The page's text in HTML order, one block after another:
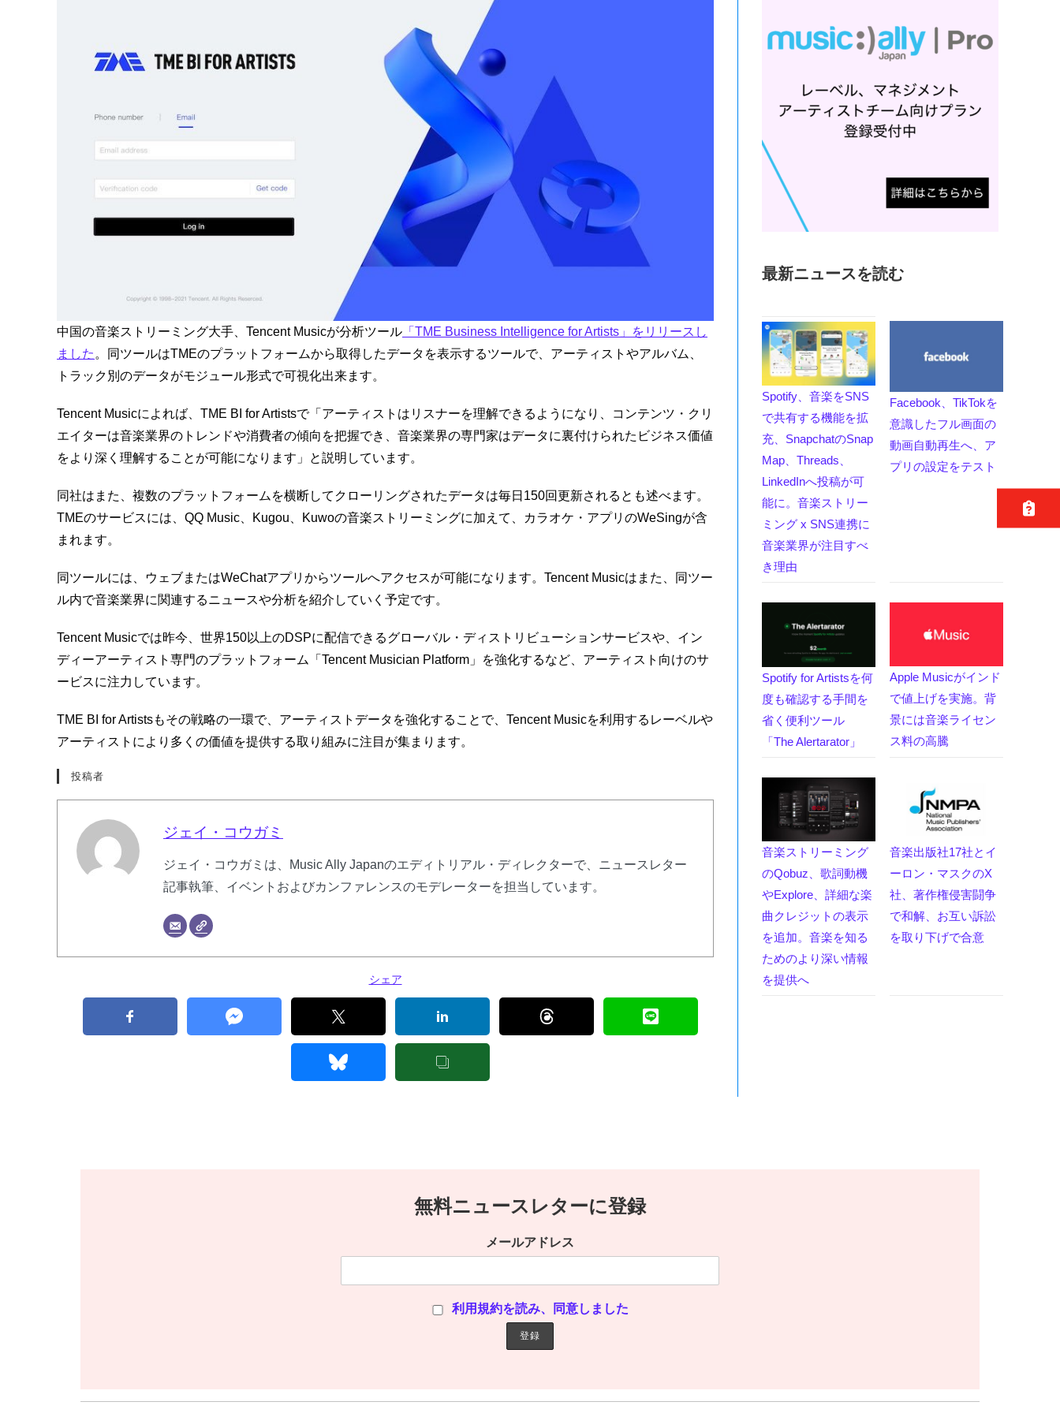
中国の音楽ストリーミング大手、Tencent Musicが分析ツール 「TME Business Intelligence for Artists」をリリースし
ました 。同ツールはTMEのプラットフォームから取得したデータを表示するツールで、アーティストやアルバム、
トラック別のデータがモジュール形式で可視化出来ます。
Tencent Musicによれば、TME BI for Artistsで「アーティストはリスナーを理解できるようになり、コンテンツ・クリ
エイターは音楽業界のトレンドや消費者の傾向を把握でき、音楽業界の専門家はデータに裏付けられたビジネス価値
をより深く理解することが可能になります」と説明しています。
同社はまた、複数のプラットフォームを横断してクローリングされたデータは毎日150回更新されるとも述べます。
TMEのサービスには、QQ Music、Kugou、Kuwoの音楽ストリーミングに加えて、カラオケ・アプリのWeSingが含
まれます。
同ツールには、ウェブまたはWeChatアプリからツールへアクセスが可能になります。Tencent Musicはまた、同ツー
ル内で音楽業界に関連するニュースや分析を紹介していく予定です。
Tencent Musicでは昨今、世界150以上のDSPに配信できるグローバル・ディストリビューションサービスや、イン
ディーアーティスト専門のプラットフォーム「Tencent Musician Platform」を強化するなど、アーティスト向けのサ
ービスに注力しています。
TME BI for Artistsもその戦略の一環で、アーティストデータを強化することで、Tencent Musicを利用するレーベルや
アーティストにより多くの価値を提供する取り組みに注目が集まります。
投稿者
ジェイ・コウガミ
ジェイ・コウガミは、Music Ally Japanのエディトリアル・ディレクターで、ニュースレター
記事執筆、イベントおよびカンファレンスのモデレーターを担当しています。
シェア
最新ニュースを読む
Spotify、音楽をSNS
で共有する機能を拡
充、SnapchatのSnap
Map、Threads、
LinkedInへ投稿が可
能に。音楽ストリー
ミング x SNS連携に
音楽業界が注目すべ
き理由
Facebook、TikTokを
意識したフル画面の
動画自動再生へ、ア
プリの設定をテスト
Spotify for Artistsを何
度も確認する手間を
省く便利ツール
「The Alertarator」
Apple Musicがインド
で値上げを実施。背
景には音楽ライセン
ス料の高騰
音楽ストリーミング
のQobuz、歌詞動機
やExplore、詳細な楽
曲クレジットの表示
を追加。音楽を知る
ためのより深い情報
を提供へ
音楽出版社17社とイ
ーロン・マスクのX
社、著作権侵害闘争
で和解、お互い訴訟
を取り下げで合意
無料ニュースレターに登録
メールアドレス
利用規約を読み、同意しました